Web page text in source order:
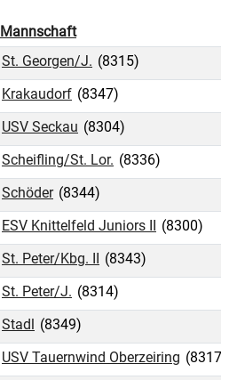
Mannschaft
St. Georgen/J. (8315)
Krakaudorf (8347)
USV Seckau (8304)
Scheifling/St. Lor. (8336)
Schöder (8344)
ESV Knittelfeld Juniors II (8300)
St. Peter/Kbg. II (8343)
St. Peter/J. (8314)
Stadl (8349)
USV Tauernwind Oberzeiring (8317)